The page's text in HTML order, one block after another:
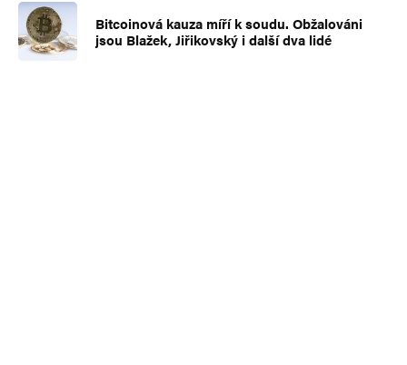
Bitcoinová kauza míří k soudu. Obžalováni
jsou Blažek, Jiřikovský i další dva lidé